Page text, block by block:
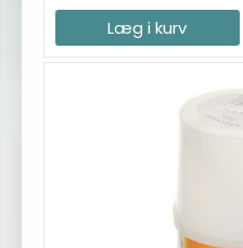
Læg i kurv